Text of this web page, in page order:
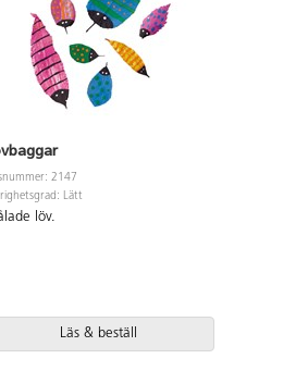
2147
Lätt
löv.
Läs & beställ